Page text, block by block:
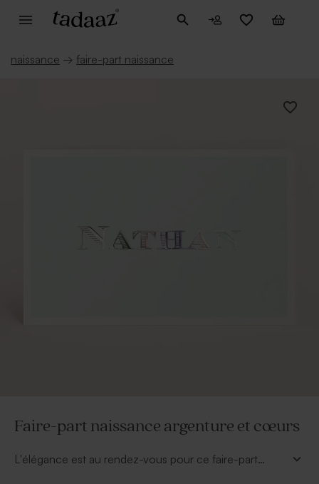
naissance → faire-part naissance
Faire-part naissance argenture et cœurs
L'élégance est au rendez-vous pour ce faire-part